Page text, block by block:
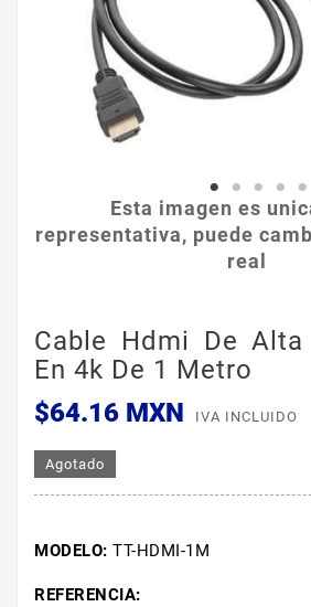
Esta imagen es
representativa, puede
real
Cable Hdmi De Alta
En 4k De 1 Metro
$64.16 MXN
IVA INCLUIDO
Agotado
MODELO: TT-HDMI-1M
REFERENCIA: